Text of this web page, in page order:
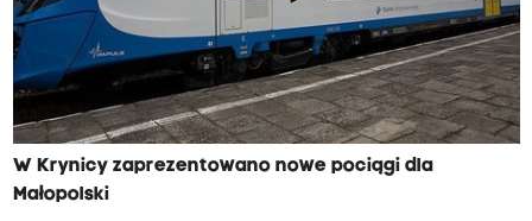
W Krynicy zaprezentowano nowe pociągi dla
Małopolski